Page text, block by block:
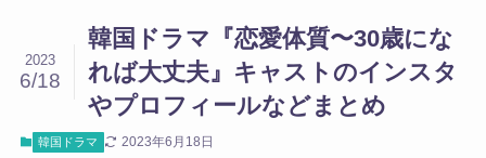
韓国ドラマ『恋愛体質〜30歳にな
れば大丈夫』キャストのインスタ
やプロフィールなどまとめ
2023
6/18
韓国ドラマ 2023年6月18日